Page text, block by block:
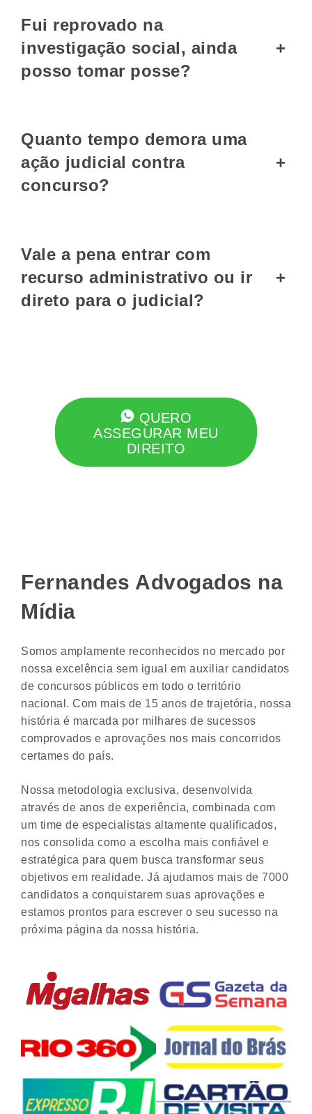
Fui reprovado na
investigação social, ainda
posso tomar posse?
+
Quanto tempo demora uma
ação judicial contra
concurso?
+
Vale a pena entrar com
recurso administrativo ou ir
direto para o judicial?
+
QUERO
ASSEGURAR MEU
DIREITO
Fernandes Advogados na
Mídia
Somos amplamente reconhecidos no mercado por
nossa excelência sem igual em auxiliar candidatos
de concursos públicos em todo o território
nacional. Com mais de 15 anos de trajetória, nossa
história é marcada por milhares de sucessos
comprovados e aprovações nos mais concorridos
certames do país.
Nossa metodologia exclusiva, desenvolvida
através de anos de experiência, combinada com
um time de especialistas altamente qualificados,
nos consolida como a escolha mais confiável e
estratégica para quem busca transformar seus
objetivos em realidade. Já ajudamos mais de 7000
candidatos a conquistarem suas aprovações e
estamos prontos para escrever o seu sucesso na
próxima página da nossa história.